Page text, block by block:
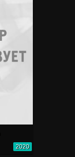
2020